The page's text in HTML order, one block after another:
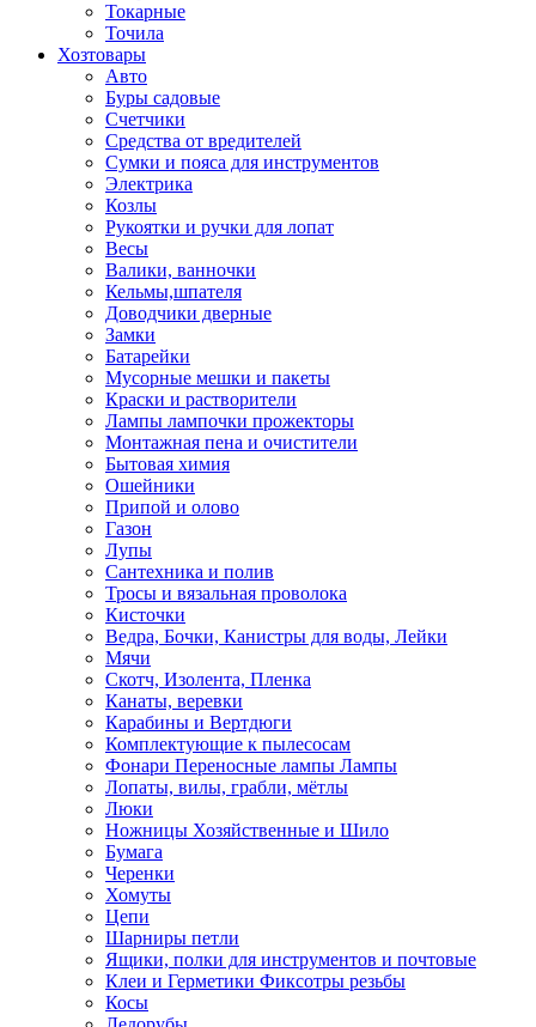
Токарные
Точила
Хозтовары
Авто
Буры садовые
Счетчики
Средства от вредителей
Сумки и пояса для инструментов
Электрика
Козлы
Рукоятки и ручки для лопат
Весы
Валики, ванночки
Кельмы,шпателя
Доводчики дверные
Замки
Батарейки
Мусорные мешки и пакеты
Краски и растворители
Лампы лампочки прожекторы
Монтажная пена и очистители
Бытовая химия
Ошейники
Припой и олово
Газон
Лупы
Сантехника и полив
Тросы и вязальная проволока
Кисточки
Ведра, Бочки, Канистры для воды, Лейки
Мячи
Скотч, Изолента, Пленка
Канаты, веревки
Карабины и Вертдюги
Комплектующие к пылесосам
Фонари Переносные лампы Лампы
Лопаты, вилы, грабли, мётлы
Люки
Ножницы Хозяйственные и Шило
Бумага
Черенки
Хомуты
Цепи
Шарниры петли
Ящики, полки для инструментов и почтовые
Клеи и Герметики Фиксотры резьбы
Косы